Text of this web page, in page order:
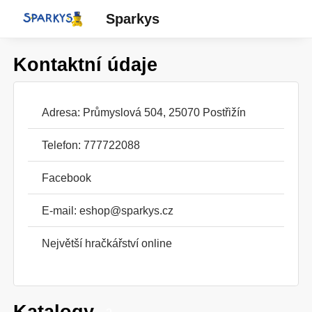
Sparkys
Kontaktní údaje
Adresa: Průmyslová 504, 25070 Postřižín
Telefon: 777722088
Facebook
E-mail: eshop@sparkys.cz
Největší hračkářství online